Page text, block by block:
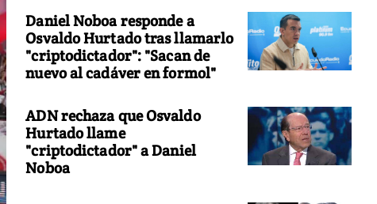
Daniel Noboa responde a
Osvaldo Hurtado tras llamarlo
"criptodictador": "Sacan de
nuevo al cadáver en formol"
ADN rechaza que Osvaldo
Hurtado llame
"criptodictador" a Daniel
Noboa